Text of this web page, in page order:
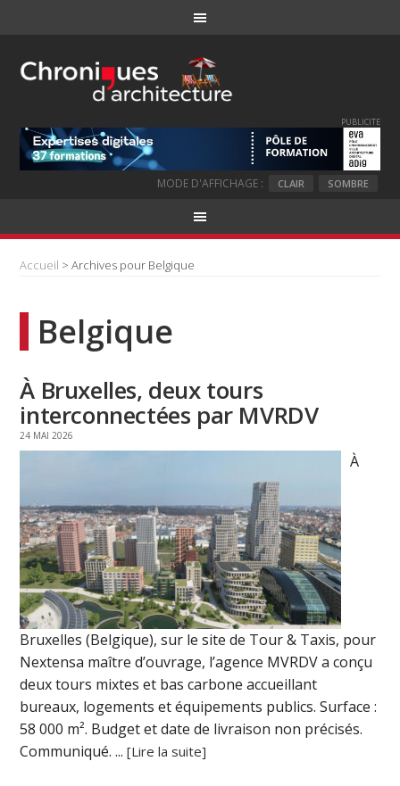
PUBLICITE
MODE D'AFFICHAGE : CLAIR SOMBRE
Accueil > Archives pour Belgique
Belgique
À Bruxelles, deux tours
interconnectées par MVRDV
24 MAI 2026
À
Bruxelles (Belgique), sur le site de Tour & Taxis, pour
Nextensa maître d’ouvrage, l’agence MVRDV a conçu
deux tours mixtes et bas carbone accueillant
bureaux, logements et équipements publics. Surface :
58 000 m². Budget et date de livraison non précisés.
Communiqué. ...[Lire la suite]